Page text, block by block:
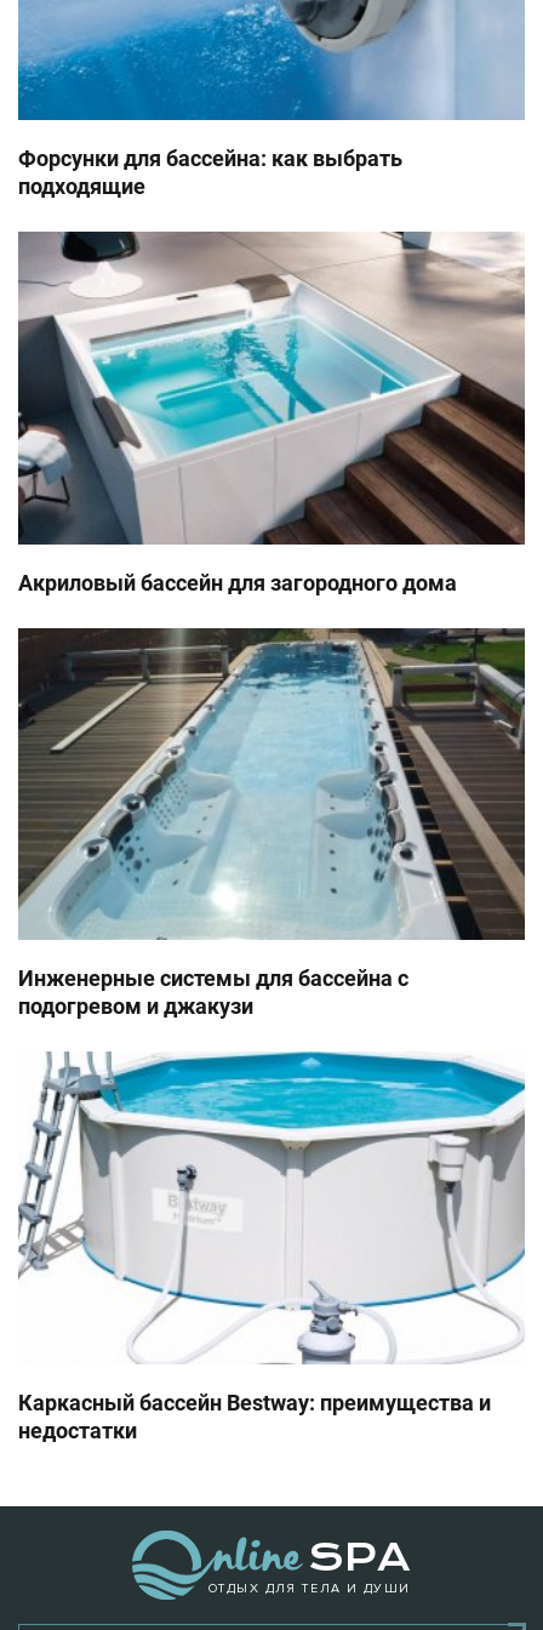
Форсунки для бассейна: как выбрать
подходящие
Акриловый бассейн для загородного дома
Инженерные системы для бассейна с
подогревом и джакузи
Каркасный бассейн Bestway: преимущества и
недостатки
ОТДЫХ ДЛЯ ТЕЛА И ДУШИ